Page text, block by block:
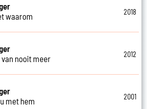
waarom
2018
van nooit meer
2012
met hem
2001